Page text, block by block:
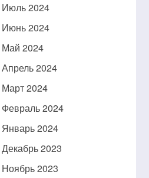
Июль 2024
Июнь 2024
Май 2024
Апрель 2024
Март 2024
Февраль 2024
Январь 2024
Декабрь 2023
Ноябрь 2023